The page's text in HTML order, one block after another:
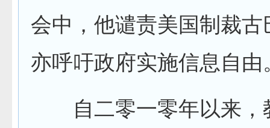
会中，他谴责美国制裁古
亦呼吁政府实施信息自由
自二零一零年以来，